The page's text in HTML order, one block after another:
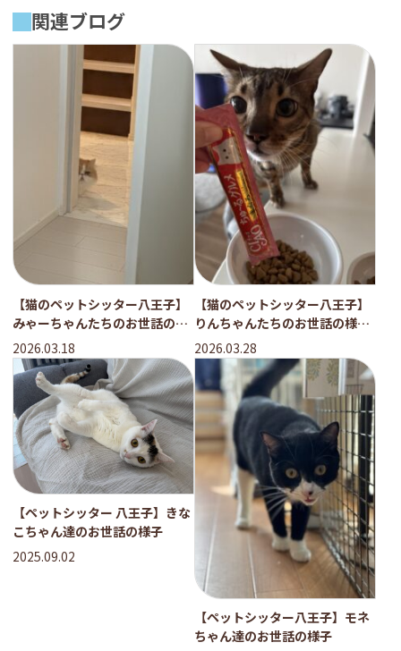
関連ブログ
【猫のペットシッター八王子】
みゃーちゃんたちのお世話の様
子
2026.03.18
【猫のペットシッター八王子】
りんちゃんたちのお世話の様
子。
2026.03.28
【ペットシッター 八王子】きな
こちゃん達のお世話の様子
2025.09.02
【ペットシッター八王子】モネ
ちゃん達のお世話の様子